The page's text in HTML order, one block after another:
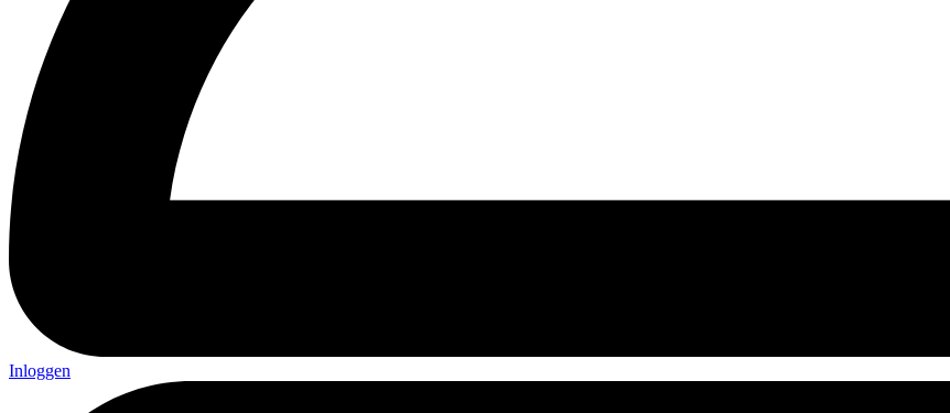
Inloggen